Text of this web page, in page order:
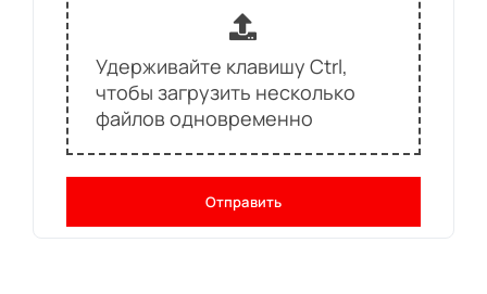
Удерживайте клавишу Ctrl,
чтобы загрузить несколько
файлов одновременно
Отправить